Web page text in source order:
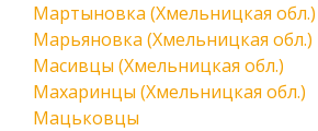
Мартыновка (Хмельницкая обл.)
Марьяновка (Хмельницкая обл.)
Масивцы (Хмельницкая обл.)
Махаринцы (Хмельницкая обл.)
Мацьковцы